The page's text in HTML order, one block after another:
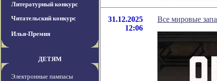
Литературный конкурс
Читательский конкурс
Илья-Премия
ДЕТЯМ
Электронные пампасы
31.12.2025
12:06
Все мировые